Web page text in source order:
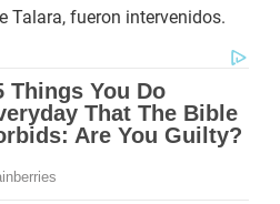
Talara, fueron intervenidos.